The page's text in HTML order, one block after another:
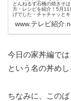
とんねるず石橋の焼きそ
方・レシピを紹介！5月
げでした・チャチャッと
三直伝という「超高級 紳
www.テレビ紹介
今日の家丼編では
という名の丼めし
ちなみに、この